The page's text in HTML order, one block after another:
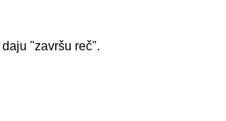
"završu reč".